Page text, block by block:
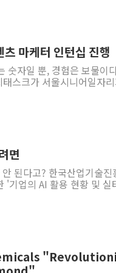
마케터 인턴십 진행
자일 뿐, 경험은 보물이
스크가 서울시니어일자
된다고? 한국산업기술
'기업의 AI 활용 현황 및 실